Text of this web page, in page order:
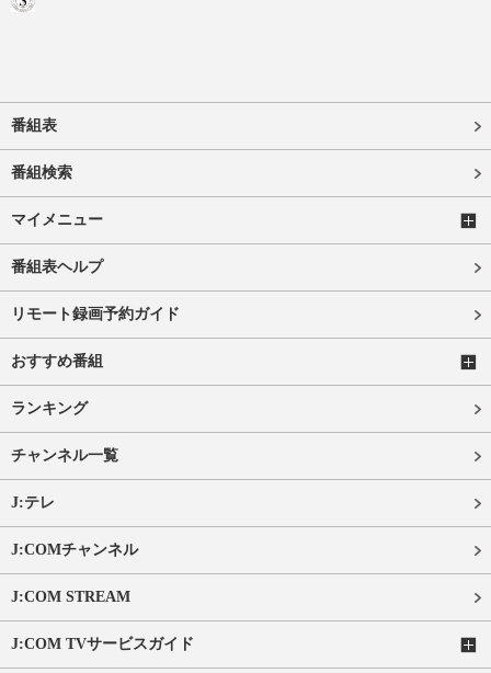
番組表
番組検索
マイメニュー
番組表ヘルプ
リモート録画予約ガイド
おすすめ番組
ランキング
チャンネル一覧
J:テレ
J:COMチャンネル
J:COM STREAM
J:COM TVサービスガイド